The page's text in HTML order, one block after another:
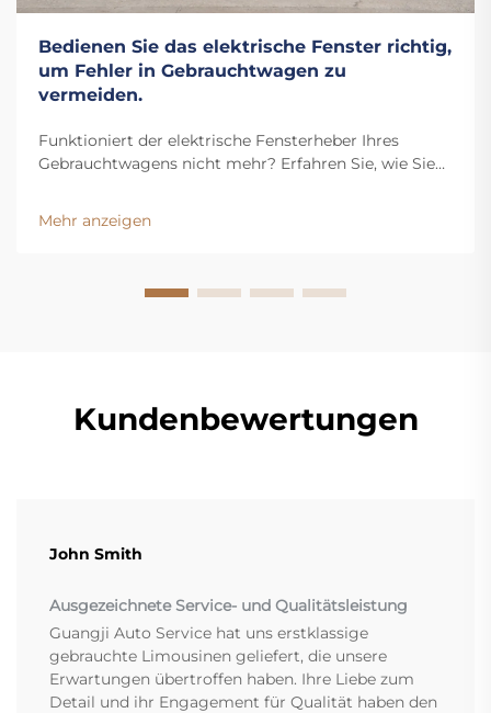
Bedienen Sie das elektrische Fenster richtig,
um Fehler in Gebrauchtwagen zu
vermeiden.
Funktioniert der elektrische Fensterheber Ihres
Gebrauchtwagens nicht mehr? Erfahren Sie, wie Sie
häufige Bedienungsfehler vermeiden. Entdecken Sie
jetzt die 3 entscheidenden Gewohnheiten, um Ihr
Mehr anzeigen
Kundenbewertungen
John Smith
Ausgezeichnete Service- und Qualitätsleistung
Guangji Auto Service hat uns erstklassige
gebrauchte Limousinen geliefert, die unsere
Erwartungen übertroffen haben. Ihre Liebe zum
Detail und ihr Engagement für Qualität haben den